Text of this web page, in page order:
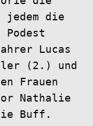
jedem die
Podest
Lucas
(2.) und
Frauen
Nathalie
Buff.